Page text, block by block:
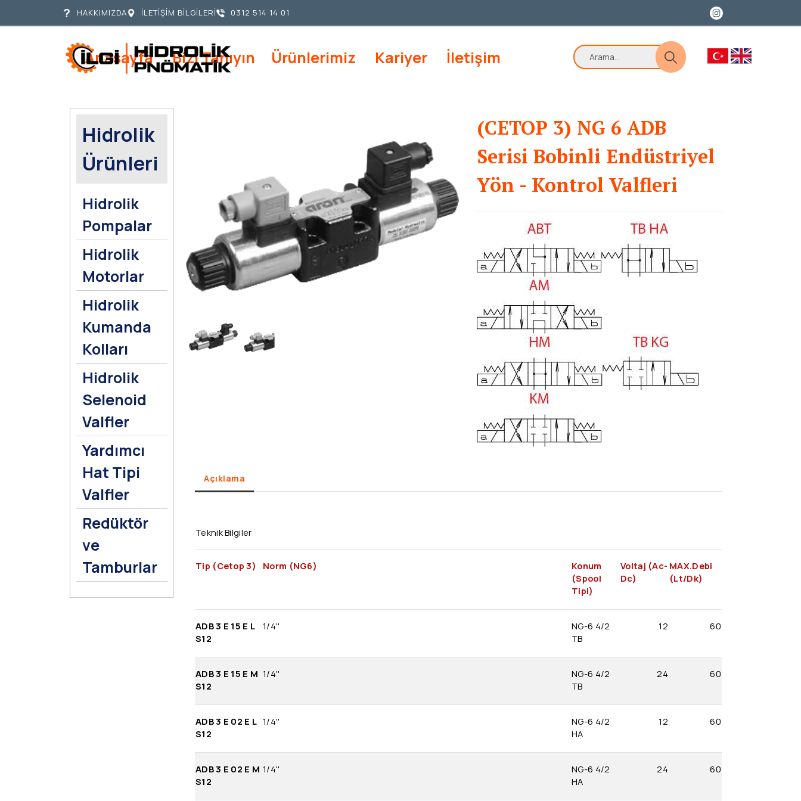
Hidrolik
Ürünleri
Hidrolik
Pompalar
Hidrolik
Motorlar
Hidrolik
Kumanda
Kolları
Hidrolik
Selenoid
Valfler
Yardımcı
Hat Tipi
Valfler
Redüktör
ve
Tamburlar
(CETOP 3) NG 6 ADB
Serisi Bobinli Endüstriyel
Yön - Kontrol Valfleri
Açıklama
Teknik Bilgiler
Tip (Cetop 3) Norm (NG6)
Konum
(Spool
Tipi)
Voltaj (Ac-
Dc)
MAX.Debi
(Lt/Dk)
ADB 3 E 15 E L
S12
1/4''
NG-6 4/2
TB
12 60
ADB 3 E 15 E M
S12
1/4''
NG-6 4/2
TB
24 60
ADB 3 E 02 E L
S12
1/4''
NG-6 4/2
HA
12 60
ADB 3 E 02 E M
S12
1/4''
NG-6 4/2
HA
24 60
HAKKIMIZDA İLETİŞİM BİLGİLERİ 0312 514 14 01
Anasayfa Bizi Tanıyın Ürünlerimiz Kariyer İletişim